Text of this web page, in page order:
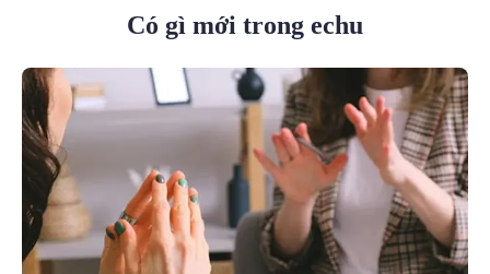
Có gì mới trong echu